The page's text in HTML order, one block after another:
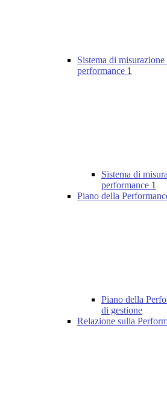
Sistema di
performance 1
Sistema di
performance 1
Piano della
Piano della
di gestione
Relazione sulla